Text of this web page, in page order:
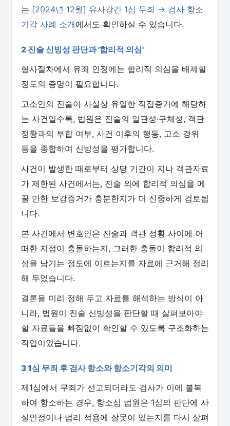
는 [2024년 12월] 유사강간 1심 무죄 → 검사 항소
기각 사례 소개에서도 확인하실 수 있습니다.
2 진술 신빙성 판단과 '합리적 의심'
형사절차에서 유죄 인정에는 합리적 의심을 배제할
정도의 증명이 필요합니다.
고소인의 진술이 사실상 유일한 직접증거에 해당하
는 사건일수록, 법원은 진술의 일관성·구체성, 객관
정황과의 부합 여부, 사건 이후의 행동, 고소 경위
등을 종합하여 신빙성을 평가합니다.
사건이 발생한 때로부터 상당 기간이 지나 객관자료
가 제한된 사건에서는, 진술 외에 합리적 의심을 메
꿀 만한 보강증거가 충분한지가 더 신중하게 검토됩
니다.
본 사건에서 변호인은 진술과 객관 정황 사이에 어
떠한 지점이 충돌하는지, 그러한 충돌이 합리적 의
심을 남기는 정도에 이르는지를 자료에 근거해 정리
해 두었습니다.
결론을 미리 정해 두고 자료를 해석하는 방식이 아
니라, 법원이 진술 신빙성을 판단할 때 살펴보아야
할 자료들을 빠짐없이 확인할 수 있도록 구조화하는
작업이었습니다.
3 1심 무죄 후 검사 항소와 항소기각의 의미
제1심에서 무죄가 선고되더라도 검사가 이에 불복
하여 항소하는 경우, 항소심 법원은 1심의 판단에 사
실인정이나 법리 적용에 잘못이 있는지를 다시 살펴